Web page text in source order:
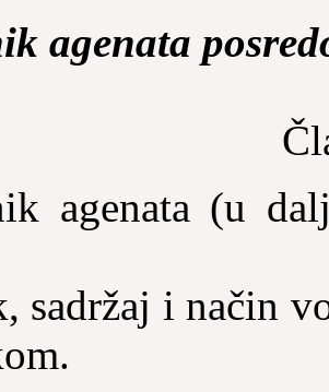
agenata
agenata (u
sadržaj i način